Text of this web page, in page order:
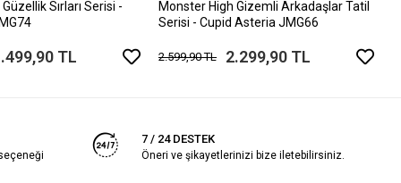
Sırları Serisi -
TL
Monster High Gizemli Arkadaşlar Tatil
Serisi - Cupid Asteria JMG66
2.599,90 TL 2.299,90 TL
7 / 24 DESTEK
Öneri ve şikayetlerinizi bize iletebilirsiniz.